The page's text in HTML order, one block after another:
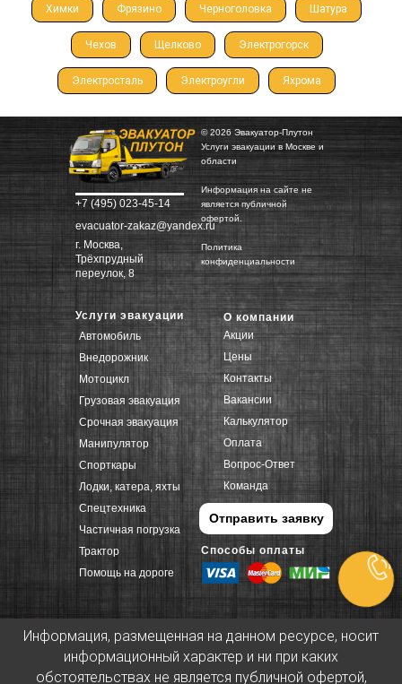
Химки Фрязино Черноголовка Шатура
Чехов Щелково Электрогорск
Электросталь Электроугли Яхрома
Услуги эвакуации
Автомобиль
Внедорожник
Мотоцикл
Грузовая эвакуация
Срочная эвакуация
Манипулятор
Спорткары
О компании
Акции
Цены
Контакты
Вакансии
Калькулятор
Оплата
Вопрос-Ответ
Команда
© 2026 Эвакуатор-Плутон
Услуги эвакуации в Москве и
области
Информация на сайте не
является публичной
офертой.
Политика
конфиденциальности
+7 (495) 023-45-14
evacuator-zakaz@yandex.ru
г. Москва,
Трёхпрудный
переулок, 8
Лодки, катера, яхты
Спецтехника
Частичная погрузка
Трактор
Помощь на дороге
Способы оплаты
Отправить заявку
Информация, размещенная на данном ресурсе, носит
информационный характер и ни при каких
обстоятельствах не является публичной офертой,